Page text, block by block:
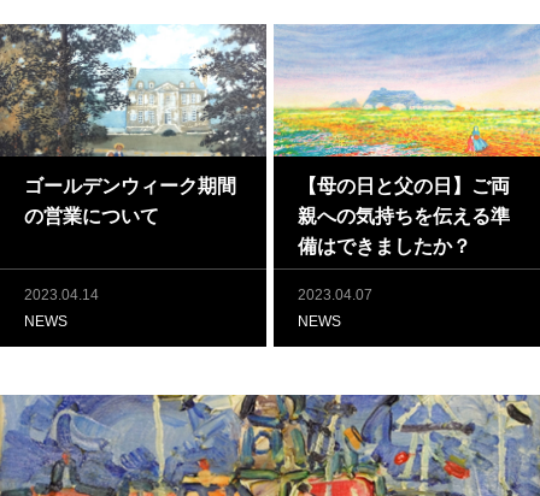
ゴールデンウィーク期間
の営業について
2023.04.14
NEWS
【母の日と父の日】ご両
親への気持ちを伝える準
備はできましたか？
2023.04.07
NEWS